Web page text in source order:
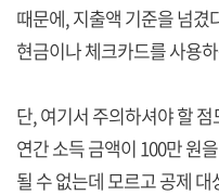
때문에, 지출액 기준을 넘겼
현금이나 체크카드를 사용
단, 여기서 주의하셔야 할
연간 소득 금액이 100만 원
될 수 없는데 모르고 공제